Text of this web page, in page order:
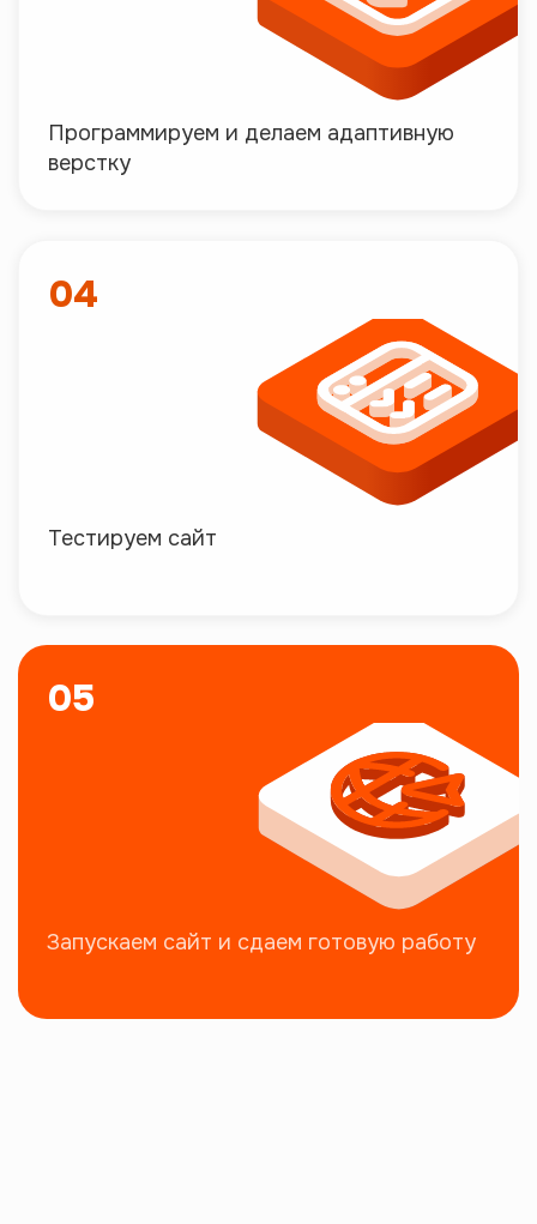
Программируем и делаем адаптивную
верстку
04
Тестируем сайт
05
Запускаем сайт и сдаем готовую работу